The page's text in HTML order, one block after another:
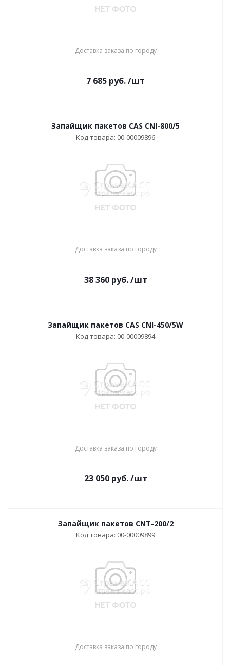
Доставка заказа по городу
7 685 руб./шт
Запайщик пакетов CAS CNI-800/5
Код товара: 00-00009896
Доставка заказа по городу
38 360руб. /шт
Запайщик пакетов CAS CNI-450/5W
Код товара: 00-00009894
Доставка заказа по городу
23 050руб. /шт
Запайщик пакетов CNT-200/2
Код товара: 00-00009899
Доставка заказа по городу